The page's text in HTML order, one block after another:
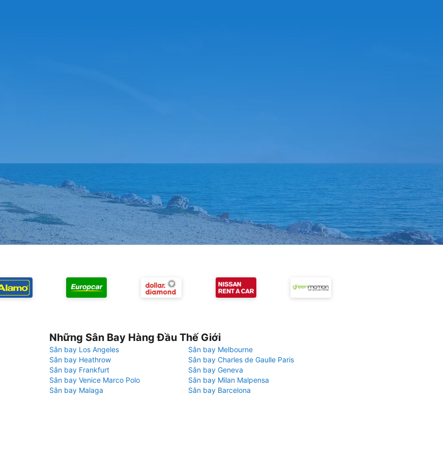
Những Sân Bay Hàng Đầu Thế Giới
Sân bay Los Angeles
Sân bay Melbourne
Sân bay Heathrow
Sân bay Charles de Gaulle Paris
Sân bay Frankfurt
Sân bay Geneva
Sân bay Venice Marco Polo
Sân bay Milan Malpensa
Sân bay Malaga
Sân bay Barcelona